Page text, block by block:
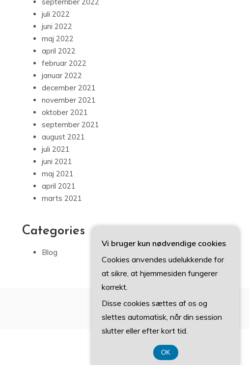
juli 2022
juni 2022
maj 2022
april 2022
februar 2022
januar 2022
december 2021
november 2021
oktober 2021
september 2021
august 2021
juli 2021
juni 2021
maj 2021
april 2021
marts 2021
Categories
Blog
Vi bruger kun nødvendige cookies
Cookies anvendes udelukkende for
at sikre, at hjemmesiden fungerer
korrekt.
Disse cookies sættes af os og
slettes automatisk, når din session
slutter eller efter kort tid.
OK